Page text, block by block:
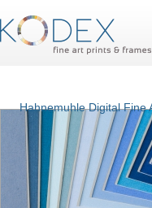
Hahnemuhle Digital Fine